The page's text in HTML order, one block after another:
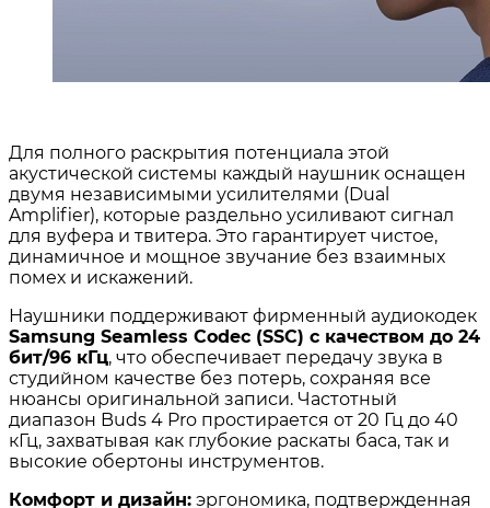
Для полного раскрытия потенциала этой
акустической системы каждый наушник оснащен
двумя независимыми усилителями (Dual
Amplifier), которые раздельно усиливают сигнал
для вуфера и твитера. Это гарантирует чистое,
динамичное и мощное звучание без взаимных
помех и искажений.
Наушники поддерживают фирменный аудиокодек
Samsung Seamless Codec (SSC) с качеством до 24
бит/96 кГц, что обеспечивает передачу звука в
студийном качестве без потерь, сохраняя все
нюансы оригинальной записи. Частотный
диапазон Buds 4 Pro простирается от 20 Гц до 40
кГц, захватывая как глубокие раскаты баса, так и
высокие обертоны инструментов.
Комфорт и дизайн: эргономика, подтвержденная